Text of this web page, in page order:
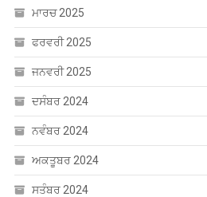
ਮਾਰਚ 2025
ਫਰਵਰੀ 2025
ਜਨਵਰੀ 2025
ਦਸੰਬਰ 2024
ਨਵੰਬਰ 2024
ਅਕਤੂਬਰ 2024
ਸਤੰਬਰ 2024